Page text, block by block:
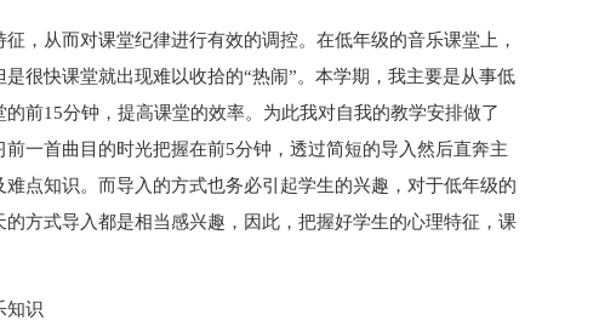
，从而对课堂纪律进行有效的调控。在低年级的音乐课堂上，
很快课堂就出现难以收拾的“热闹”。本学期，我主要是从事低
前15分钟，提高课堂的效率。为此我对自我的教学安排做了
一首曲目的时光把握在前5分钟，透过简短的导入然后直奔主
点知识。而导入的方式也务必引起学生的兴趣，对于低年级的
方式导入都是相当感兴趣，因此，把握好学生的心理特征，课
知识